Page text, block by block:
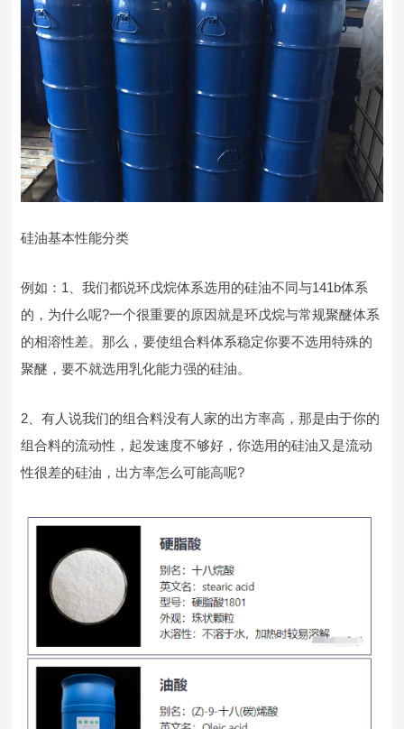
硅油基本性能分类
例如：1、我们都说环戊烷体系选用的硅油不同与141b体系
的，为什么呢?一个很重要的原因就是环戊烷与常规聚醚体系
的相溶性差。那么，要使组合料体系稳定你要不选用特殊的
聚醚，要不就选用乳化能力强的硅油。
2、有人说我们的组合料没有人家的出方率高，那是由于你的
组合料的流动性，起发速度不够好，你选用的硅油又是流动
性很差的硅油，出方率怎么可能高呢?